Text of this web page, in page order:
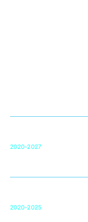
2020-2027
2020-2025